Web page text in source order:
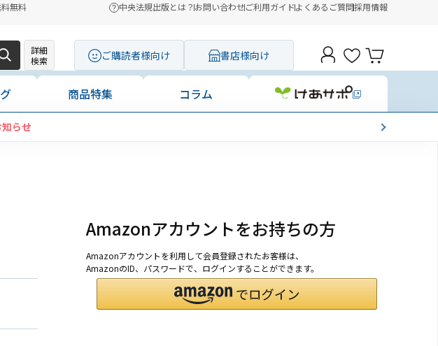
無料 中央法規出版とは？お問い合わせご利用ガイドよくあるご質問採用情報
詳細
検索
ご購読者様向け 書店様向け
商品特集 コラム
知らせ
Amazonアカウントをお持ちの方
Amazonアカウントを利用して会員登録されたお客様は、
AmazonのID、パスワードで、ログインすることができます。